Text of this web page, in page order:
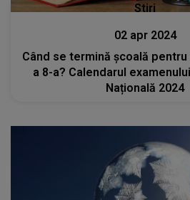
Stiri
02 apr 2024
Când se termină școală
a 8-a? Calendarul
Națională 2024